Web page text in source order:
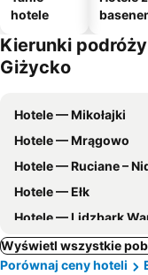
hotele
Kierunki
Giżycko
Hotele — Mikołajki
Hotele — Mrągowo
Hotele — Ruciane –
Hotele — Ełk
Hotele — Lidzbark
Wyświetl wszystkie
Porównaj ceny hoteli